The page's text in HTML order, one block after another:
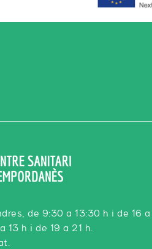
de 9:30 a 13:30 h i de 16
13 h i de 19 a 21 h.